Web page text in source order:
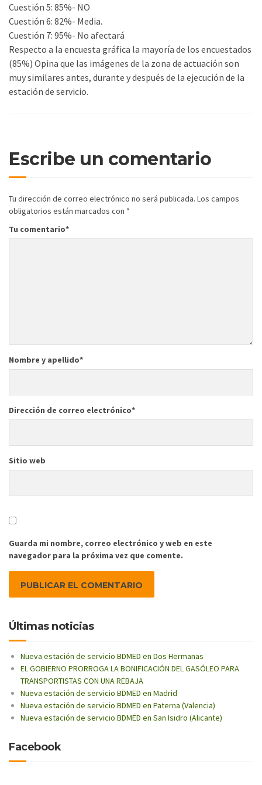
Cuestión 5: 85%- NO
Cuestión 6: 82%- Media.
Cuestión 7: 95%- No afectará
Respecto a la encuesta gráfica la mayoría de los encuestados
(85%) Opina que las imágenes de la zona de actuación son
muy similares antes, durante y después de la ejecución de la
estación de servicio.
Escribe un comentario
Tu dirección de correo electrónico no será publicada. Los campos
obligatorios están marcados con *
Tu comentario*
Nombre y apellido*
Dirección de correo electrónico*
Sitio web
Guarda mi nombre, correo electrónico y web en este
navegador para la próxima vez que comente.
Últimas noticias
Nueva estación de servicio BDMED en Dos Hermanas
EL GOBIERNO PRORROGA LA BONIFICACIÓN DEL GASÓLEO PARA
TRANSPORTISTAS CON UNA REBAJA
Nueva estación de servicio BDMED en Madrid
Nueva estación de servicio BDMED en Paterna (Valencia)
Nueva estación de servicio BDMED en San Isidro (Alicante)
Facebook